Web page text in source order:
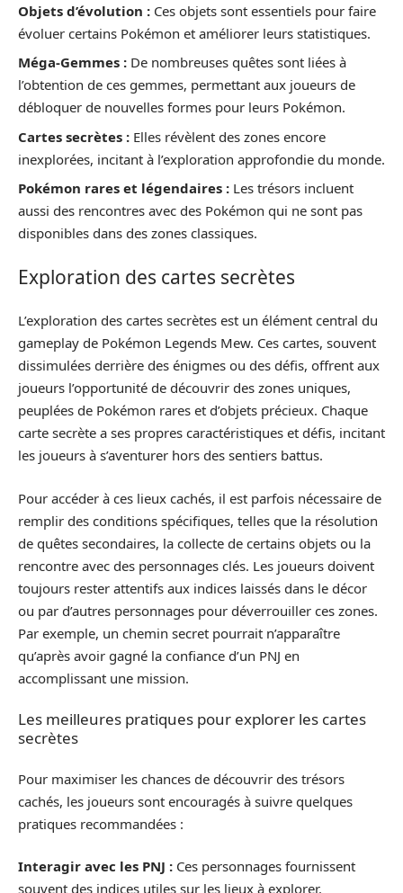
Objets d’évolution : Ces objets sont essentiels pour faire
évoluer certains Pokémon et améliorer leurs statistiques.
Méga-Gemmes : De nombreuses quêtes sont liées à
l’obtention de ces gemmes, permettant aux joueurs de
débloquer de nouvelles formes pour leurs Pokémon.
Cartes secrètes : Elles révèlent des zones encore
inexplorées, incitant à l’exploration approfondie du monde.
Pokémon rares et légendaires : Les trésors incluent
aussi des rencontres avec des Pokémon qui ne sont pas
disponibles dans des zones classiques.
Exploration des cartes secrètes
L’exploration des cartes secrètes est un élément central du
gameplay de Pokémon Legends Mew. Ces cartes, souvent
dissimulées derrière des énigmes ou des défis, offrent aux
joueurs l’opportunité de découvrir des zones uniques,
peuplées de Pokémon rares et d’objets précieux. Chaque
carte secrète a ses propres caractéristiques et défis, incitant
les joueurs à s’aventurer hors des sentiers battus.
Pour accéder à ces lieux cachés, il est parfois nécessaire de
remplir des conditions spécifiques, telles que la résolution
de quêtes secondaires, la collecte de certains objets ou la
rencontre avec des personnages clés. Les joueurs doivent
toujours rester attentifs aux indices laissés dans le décor
ou par d’autres personnages pour déverrouiller ces zones.
Par exemple, un chemin secret pourrait n’apparaître
qu’après avoir gagné la confiance d’un PNJ en
accomplissant une mission.
Les meilleures pratiques pour explorer les cartes
secrètes
Pour maximiser les chances de découvrir des trésors
cachés, les joueurs sont encouragés à suivre quelques
pratiques recommandées :
Interagir avec les PNJ : Ces personnages fournissent
souvent des indices utiles sur les lieux à explorer.